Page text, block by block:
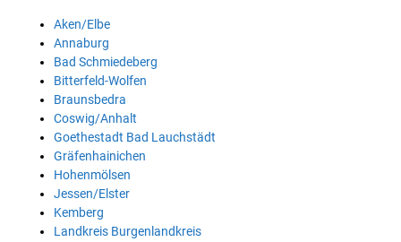
Aken/Elbe
Annaburg
Bad Schmiedeberg
Bitterfeld-Wolfen
Braunsbedra
Coswig/Anhalt
Goethestadt Bad Lauchstädt
Gräfenhainichen
Hohenmölsen
Jessen/Elster
Kemberg
Landkreis Burgenlandkreis